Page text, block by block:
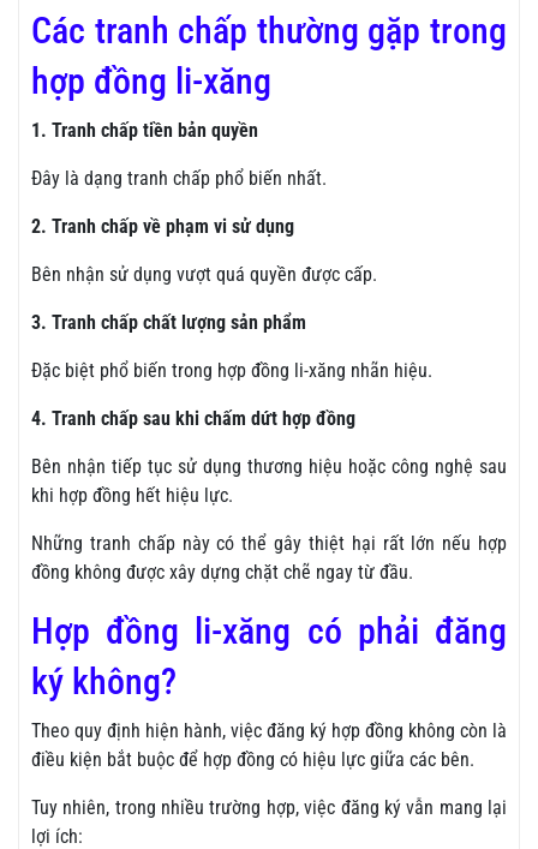
Các tranh chấp thường gặp trong
hợp đồng li-xăng
1. Tranh chấp tiền bản quyền
Đây là dạng tranh chấp phổ biến nhất.
2. Tranh chấp về phạm vi sử dụng
Bên nhận sử dụng vượt quá quyền được cấp.
3. Tranh chấp chất lượng sản phẩm
Đặc biệt phổ biến trong hợp đồng li-xăng nhãn hiệu.
4. Tranh chấp sau khi chấm dứt hợp đồng
Bên nhận tiếp tục sử dụng thương hiệu hoặc công nghệ sau
khi hợp đồng hết hiệu lực.
Những tranh chấp này có thể gây thiệt hại rất lớn nếu hợp
đồng không được xây dựng chặt chẽ ngay từ đầu.
Hợp đồng li-xăng có phải đăng
ký không?
Theo quy định hiện hành, việc đăng ký hợp đồng không còn là
điều kiện bắt buộc để hợp đồng có hiệu lực giữa các bên.
Tuy nhiên, trong nhiều trường hợp, việc đăng ký vẫn mang lại
lợi ích: